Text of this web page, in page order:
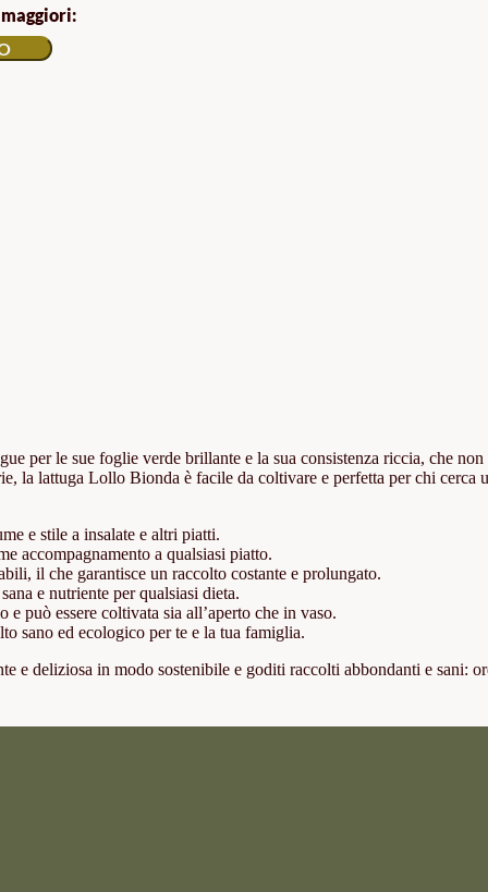
per le sue foglie verde brillante e la sua consistenza riccia, che non
la lattuga Lollo Bionda è facile da coltivare e perfetta per chi cerca
e stile a insalate e altri piatti.
accompagnamento a qualsiasi piatto.
il che garantisce un raccolto costante e prolungato.
e nutriente per qualsiasi dieta.
può essere coltivata sia all’aperto che in vaso.
sano ed ecologico per te e la tua famiglia.
e deliziosa in modo sostenibile e goditi raccolti abbondanti e sani: